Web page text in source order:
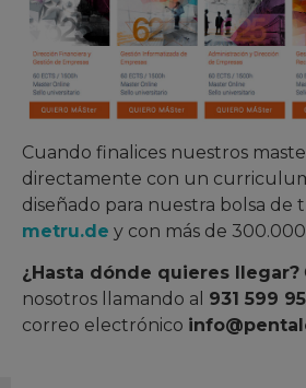
Cuando finalices nuestros
directamente con un
diseñado para nuestra bolsa de
metru.de y con más de
¿Hasta dónde quieres llegar?
nosotros llamando al 931 599
correo electrónico